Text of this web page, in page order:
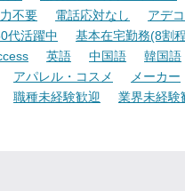
不要 電話応対なし
アデ
代活躍中 基本在宅勤務(8割
英語 中国語 韓国語
アパレル・コスメ メーカー
職種未経験歓迎 業界未経験